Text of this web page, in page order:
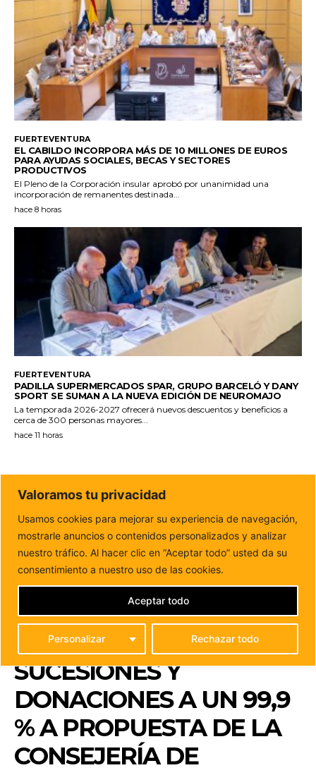
FUERTEVENTURA
EL CABILDO INCORPORA MÁS DE 10 MILLONES DE EUROS
PARA AYUDAS SOCIALES, BECAS Y SECTORES
PRODUCTIVOS
El Pleno de la Corporación insular aprobó por unanimidad una
incorporación de remanentes destinada...
hace 8 horas
FUERTEVENTURA
PADILLA SUPERMERCADOS SPAR, GRUPO BARCELÓ Y DANY
SPORT SE SUMAN A LA NUEVA EDICIÓN DE NEUROMAJO
La temporada 2026-2027 ofrecerá nuevos descuentos y beneficios a
cerca de 300 personas mayores...
hace 11 horas